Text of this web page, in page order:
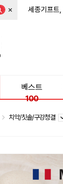
× 세종기프트,
베스트
100
치약/칫솔/구강청결